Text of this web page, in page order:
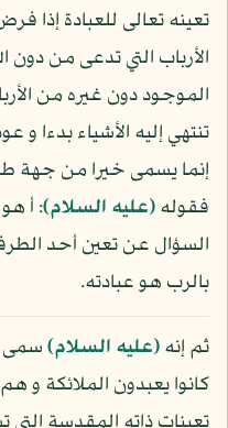
تعينه تعالى للعبادة إذا
الأرباب التي تدعى من دون
الموجود دون غيره من
تنتهي إليه الأشياء بدءا و
إنما يسمى خيرا من جهة
فقوله(عليه السلام): أ
السؤال عن تعين أحد
بالرب هو عبادته.
ثم إنه(عليه السلام)سمى
كانوا يعبدون الملائكة و